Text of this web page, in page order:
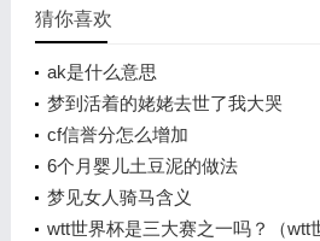
猜你喜欢
ak是什么意思
梦到活着的姥姥去世了我大哭
cf信誉分怎么增加
6个月婴儿土豆泥的做法
梦见女人骑马含义
wtt世界杯是三大赛之一吗？（wtt